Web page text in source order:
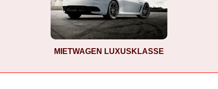
MIETWAGEN LUXUSKLASSE